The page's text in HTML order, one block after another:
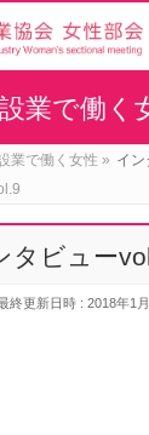
業で働く
業で働く女性 » イン
タビュー
終更新日時 : 2018年1